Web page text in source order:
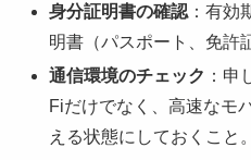
身分証明書の確認 ：有効
明書（パスポート、免許
通信環境のチェック ：申
Fiだけでなく、高速なモ
える状態にしておくこと。